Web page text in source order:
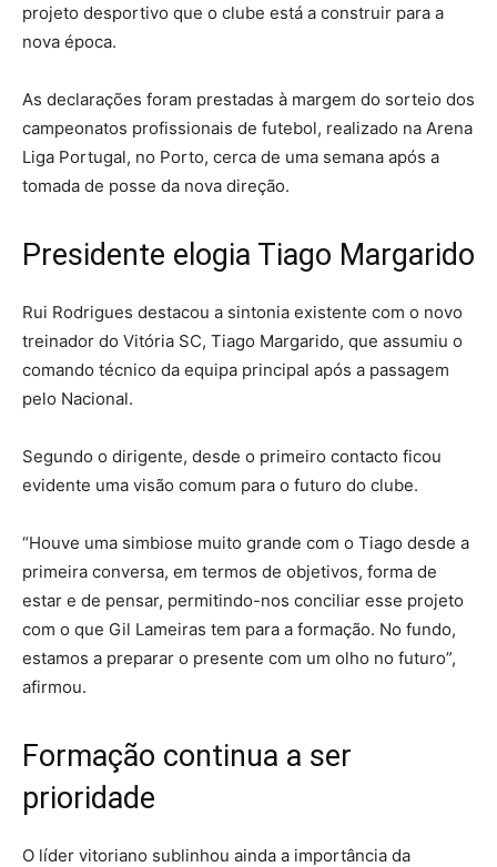
projeto desportivo que o clube está a construir para a
nova época.
As declarações foram prestadas à margem do sorteio dos
campeonatos profissionais de futebol, realizado na Arena
Liga Portugal, no Porto, cerca de uma semana após a
tomada de posse da nova direção.
Presidente elogia Tiago Margarido
Rui Rodrigues destacou a sintonia existente com o novo
treinador do Vitória SC, Tiago Margarido, que assumiu o
comando técnico da equipa principal após a passagem
pelo Nacional.
Segundo o dirigente, desde o primeiro contacto ficou
evidente uma visão comum para o futuro do clube.
“Houve uma simbiose muito grande com o Tiago desde a
primeira conversa, em termos de objetivos, forma de
estar e de pensar, permitindo-nos conciliar esse projeto
com o que Gil Lameiras tem para a formação. No fundo,
estamos a preparar o presente com um olho no futuro”,
afirmou.
Formação continua a ser
prioridade
O líder vitoriano sublinhou ainda a importância da